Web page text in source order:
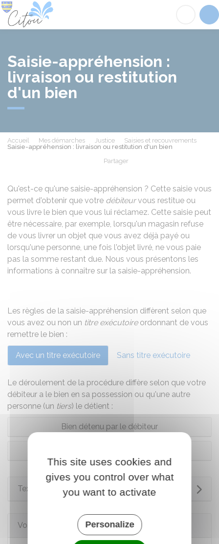
Saisie-appréhension :
livraison ou restitution
d'un bien
Accueil Mes démarches Justice
Saisies et recouvrements
Saisie-appréhension : livraison ou restitution d'un bien
Partager
Qu'est-ce qu'une saisie-appréhension ? Cette saisie vous
permet d'obtenir que votre débiteurvous restitue ou
vous livre le bien que vous lui réclamez. Cette saisie peut
être nécessaire, par exemple, lorsqu'un magasin refuse
de vous livrer un objet que vous avez déjà payé ou
lorsqu'une personne, une fois l'objet livré, ne vous paie
pas la somme restant due. Nous vous présentons les
informations à connaître sur la saisie-appréhension.
Les règles de la saisie-appréhension diffèrent selon que
vous avez ou non un titre exécutoireordonnant de vous
remettre le bien :
Avec un titre exécutoire Sans titre exécutoire
Le déroulement de la procédure diffère selon que votre
débiteur a le bien en sa possession ou qu'une autre
personne (un tiers) le détient :
Bien détenu par le débiteur
Textes de référence
Voir aussi
This site uses cookies and
gives you control over what
you want to activate
Personalize